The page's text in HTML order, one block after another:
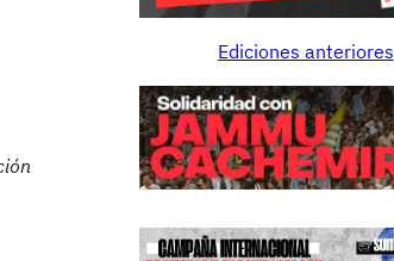
Ediciones anteriores